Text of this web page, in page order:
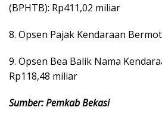
(BPHTB): Rp411,02 miliar
8. Opsen Pajak Kendaraan
9. Opsen Bea Balik Nama
Rp118,48 miliar
Sumber: Pemkab Bekasi